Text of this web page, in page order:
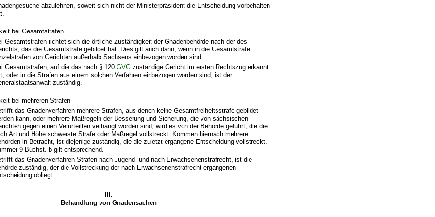
abzulehnen, soweit sich nicht der Ministerpräsident die Entscheidung vorbehalten
bei Gesamtstrafen
Gesamtstrafen richtet sich die örtliche Zuständigkeit der Gnadenbehörde nach der des
das die Gesamtstrafe gebildet hat. Dies gilt auch dann, wenn in die Gesamtstrafe
von Gerichten außerhalb Sachsens einbezogen worden sind.
Gesamtstrafen, auf die das nach § 120GVG zuständige Gericht im ersten Rechtszug erkannt
oder in die Strafen aus einem solchen Verfahren einbezogen worden sind, ist der
zuständig.
bei mehreren Strafen
das Gnadenverfahren mehrere Strafen, aus denen keine Gesamtfreiheitsstrafe gebildet
kann, oder mehrere Maßregeln der Besserung und Sicherung, die von sächsischen
gegen einen Verurteilten verhängt worden sind, wird es von der Behörde geführt, die die
Art und Höhe schwerste Strafe oder Maßregel vollstreckt. Kommen hiernach mehrere
in Betracht, ist diejenige zuständig, die die zuletzt ergangene Entscheidung vollstreckt.
9 Buchst. b gilt entsprechend.
das Gnadenverfahren Strafen nach Jugend- und nach Erwachsenenstrafrecht, ist die
zuständig, der die Vollstreckung der nach Erwachsenenstrafrecht ergangenen
obliegt.
III.
Behandlung von Gnadensachen